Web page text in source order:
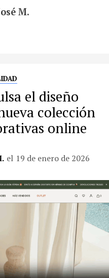
M.
el diseño
colección
online
el 19 de enero de 2026